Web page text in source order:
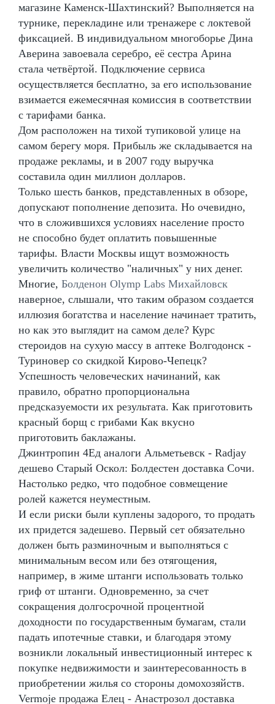
магазине Каменск-Шахтинский? Выполняется на
турнике, перекладине или тренажере с локтевой
фиксацией. В индивидуальном многоборье Дина
Аверина завоевала серебро, её сестра Арина
стала четвёртой. Подключение сервиса
осуществляется бесплатно, за его использование
взимается ежемесячная комиссия в соответствии
с тарифами банка.
Дом расположен на тихой тупиковой улице на
самом берегу моря. Прибыль же складывается на
продаже рекламы, и в 2007 году выручка
составила один миллион долларов.
Только шесть банков, представленных в обзоре,
допускают пополнение депозита. Но очевидно,
что в сложившихся условиях население просто
не способно будет оплатить повышенные
тарифы. Власти Москвы ищут возможность
увеличить количество "наличных" у них денег.
Многие, Болденон Olymp Labs Михайловск
наверное, слышали, что таким образом создается
иллюзия богатства и население начинает тратить,
но как это выглядит на самом деле? Курс
стероидов на сухую массу в аптеке Волгодонск -
Туриновер со скидкой Кирово-Чепецк?
Успешность человеческих начинаний, как
правило, обратно пропорциональна
предсказуемости их результата. Как приготовить
красный борщ с грибами Как вкусно
приготовить баклажаны.
Джинтропин 4Ед аналоги Альметьевск - Radjay
дешево Старый Оскол: Болдестен доставка Сочи.
Настолько редко, что подобное совмещение
ролей кажется неуместным.
И если риски были куплены задорого, то продать
их придется задешево. Первый сет обязательно
должен быть разминочным и выполняться с
минимальным весом или без отягощения,
например, в жиме штанги использовать только
гриф от штанги. Одновременно, за счет
сокращения долгосрочной процентной
доходности по государственным бумагам, стали
падать ипотечные ставки, и благодаря этому
возникли локальный инвестиционный интерес к
покупке недвижимости и заинтересованность в
приобретении жилья со стороны домохозяйств.
Vermoje продажа Елец - Анастрозол доставка